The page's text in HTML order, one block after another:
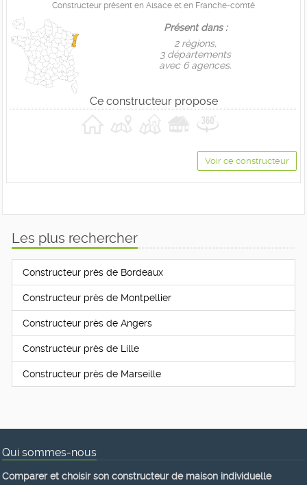
Constructeur présent en Alsace et en Franche-comté
Présent dans :
2 règions,
3 départements
avec 6 agences.
Ce constructeur propose
Voir ce constructeur
Les plus rechercher
Constructeur près de Bordeaux
Constructeur près de Montpellier
Constructeur près de Angers
Constructeur près de Lille
Constructeur près de Marseille
Qui sommes-nous
Comparer et choisir son constructeur de maison individuelle